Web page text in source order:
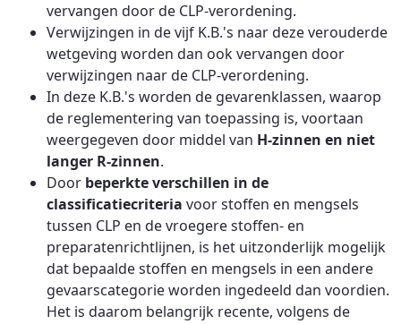
vervangen door de CLP-verordening.
Verwijzingen in de vijf K.B.'s naar deze verouderde
wetgeving worden dan ook vervangen door
verwijzingen naar de CLP-verordening.
In deze K.B.'s worden de gevarenklassen, waarop
de reglementering van toepassing is, voortaan
weergegeven door middel van H-zinnen en niet
langer R-zinnen.
Door beperkte verschillen in de
classificatiecriteria voor stoffen en mengsels
tussen CLP en de vroegere stoffen- en
preparatenrichtlijnen, is het uitzonderlijk mogelijk
dat bepaalde stoffen en mengsels in een andere
gevaarscategorie worden ingedeeld dan voordien.
Het is daarom belangrijk recente, volgens de